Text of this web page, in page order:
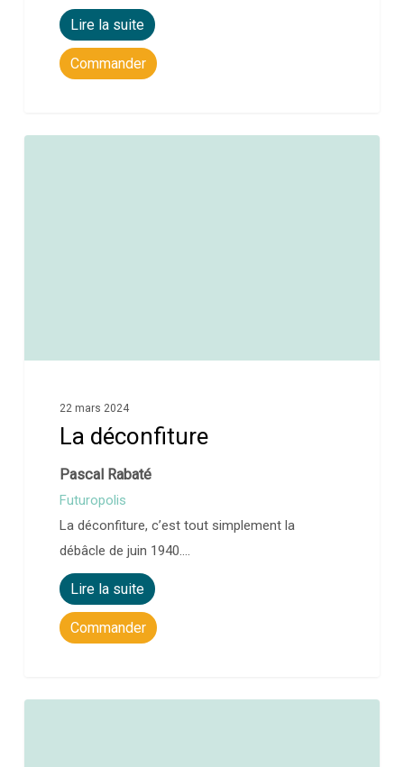
Lire la suite
Commander
22 mars 2024
La déconfiture
Pascal Rabaté
Futuropolis
La déconfiture, c’est tout simplement la
débâcle de juin 1940….
Lire la suite
Commander